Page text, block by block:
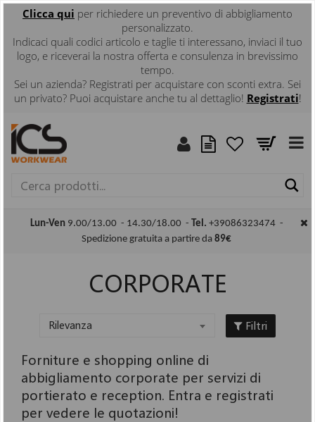
Clicca qui per richiedere un preventivo di abbigliamento
personalizzato.
Indicaci quali codici articolo e taglie ti interessano, inviaci il tuo
logo, e riceverai la nostra offerta e consulenza in brevissimo
tempo.
Sei un azienda? Registrati per acquistare con sconti extra. Sei
un privato? Puoi acquistare anche tu al dettaglio! Registrati!
Lun-Ven 9.00/13.00 - 14.30/18.00 - Tel. +39086323474 -
Spedizione gratuita a partire da 89€
CORPORATE
Rilevanza Filtri
Forniture e shopping online di
abbigliamento corporate per servizi di
portierato e reception. Entra e registrati
per vedere le quotazioni!